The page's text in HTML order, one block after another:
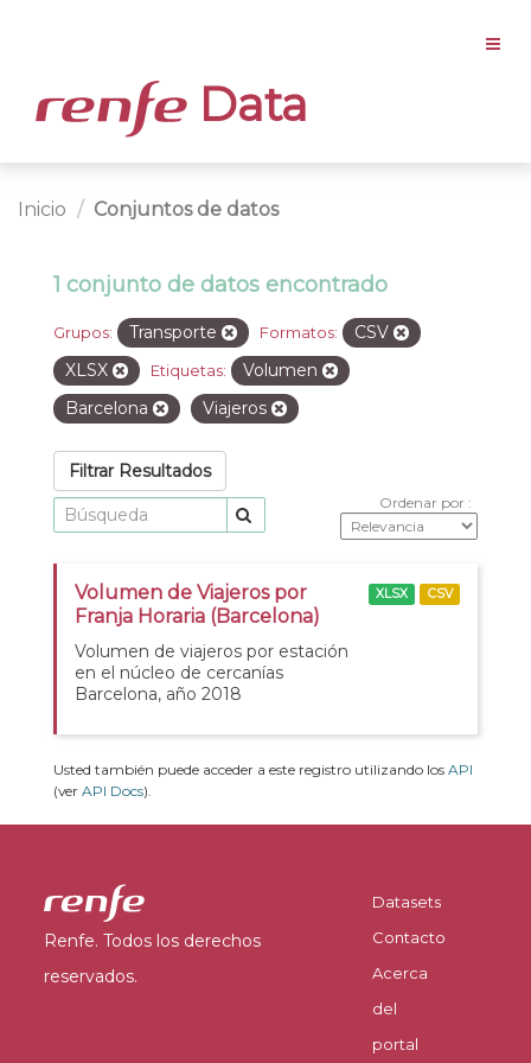
Data
Inicio Conjuntos de datos
1 conjunto de datos encontrado
Grupos: Transporte Formatos:
CSV
XLSX
Etiquetas:
Volumen
Barcelona
Viajeros
Filtrar Resultados
Ordenar por
Volumen de Viajeros por
Franja Horaria (Barcelona)
Volumen de viajeros por estación
en el núcleo de cercanías
Barcelona, año 2018
XLSX CSV
Usted también puede acceder a este registro utilizando los API
(ver API Docs).
Renfe. Todos los derechos
reservados.
Datasets
Contacto
Acerca
del
portal